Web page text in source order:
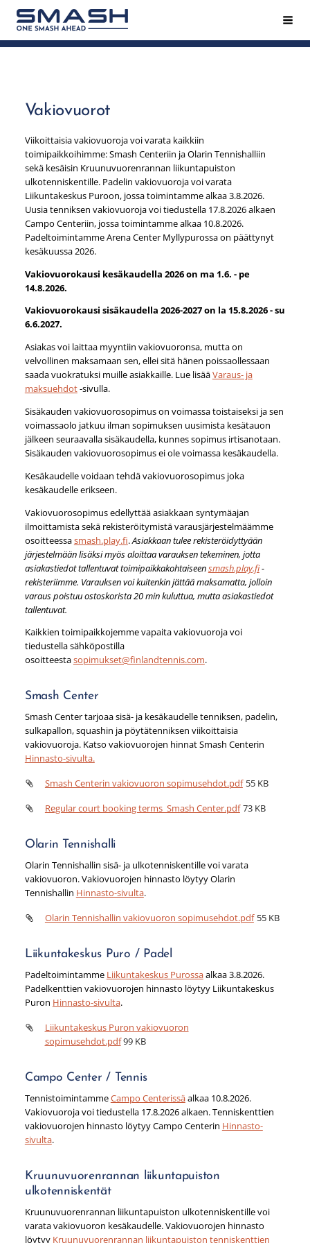
Siirry
sivun
sisältöön
Smash ry - Suomen suurin mailapeliseura
Vakiovuorot
Viikoittaisia vakiovuoroja voi varata kaikkiin
toimipaikkoihimme: Smash Centeriin ja Olarin Tennishalliin
sekä kesäisin Kruunuvuorenrannan liikuntapuiston
ulkotenniskentille. Padelin vakiovuoroja voi varata
Liikuntakeskus Puroon, jossa toimintamme alkaa 3.8.2026.
Uusia tenniksen vakiovuoroja voi tiedustella 17.8.2026 alkaen
Campo Centeriin, jossa toimintamme alkaa 10.8.2026.
Padeltoimintamme Arena Center Myllypurossa on päättynyt
kesäkuussa 2026.
Vakiovuorokausi kesäkaudella 2026 on ma 1.6. - pe
14.8.2026.
Vakiovuorokausi sisäkaudella 2026-2027 on la 15.8.2026 - su
6.6.2027.
Asiakas voi laittaa myyntiin vakiovuoronsa, mutta on
velvollinen maksamaan sen, ellei sitä hänen poissaollessaan
saada vuokratuksi muille asiakkaille. Lue lisääVaraus- ja
maksuehdot-sivulla.
Sisäkauden vakiovuorosopimus on voimassa toistaiseksi ja sen
voimassaolo jatkuu ilman sopimuksen uusimista kesätauon
jälkeen seuraavalla sisäkaudella, kunnes sopimus irtisanotaan.
Sisäkauden vakiovuorosopimus ei ole voimassa kesäkaudella.
Kesäkaudelle voidaan tehdä vakiovuorosopimus joka
kesäkaudelle erikseen.
Vakiovuorosopimus edellyttää asiakkaan syntymäajan
ilmoittamista sekä rekisteröitymistä varausjärjestelmäämme
osoitteessasmash.play.fi.Asiakkaan tulee rekisteröidyttyään
järjestelmään lisäksi myös aloittaa varauksen tekeminen, jotta
asiakastiedot tallentuvat toimipaikkakohtaiseensmash.play.fi-
rekisteriimme. Varauksen voi kuitenkin jättää maksamatta, jolloin
varaus poistuu ostoskorista 20 min kuluttua, mutta asiakastiedot
tallentuvat.
Kaikkien toimipaikkojemme vapaita vakiovuoroja voi
tiedustella sähköpostilla
osoitteestasopimukset@finlandtennis.com.
Smash Center
Smash Center tarjoaa sisä- ja kesäkaudelle tenniksen, padelin,
sulkapallon, squashin ja pöytätenniksen viikoittaisia
vakiovuoroja. Katso vakiovuorojen hinnat Smash Centerin
Hinnasto-sivulta.
Smash Centerin vakiovuoron sopimusehdot.pdf 55 KB
Regular court booking terms_Smash Center.pdf 73 KB
Olarin Tennishalli
Olarin Tennishallin sisä- ja ulkotenniskentille voi varata
vakiovuoron. Vakiovuorojen hinnasto löytyy Olarin
Tennishallin Hinnasto-sivulta.
Olarin Tennishallin vakiovuoron sopimusehdot.pdf 55 KB
Liikuntakeskus Puro / Padel
Padeltoimintamme Liikuntakeskus Purossaalkaa 3.8.2026.
Padelkenttien vakiovuorojen hinnasto löytyy Liikuntakeskus
Puron Hinnasto-sivulta.
Liikuntakeskus Puron vakiovuoron
sopimusehdot.pdf 99 KB
Campo Center / Tennis
TennistoimintammeCampo Centerissäalkaa 10.8.2026.
Vakiovuoroja voi tiedustella 17.8.2026 alkaen. Tenniskenttien
vakiovuorojen hinnasto löytyy Campo Centerin Hinnasto-
sivulta.
Kruunuvuorenrannan liikuntapuiston
ulkotenniskentät
Kruunuvuorenrannan liikuntapuiston ulkotenniskentille voi
varata vakiovuoron kesäkaudelle. Vakiovuorojen hinnasto
löytyy Kruunuvuorenrannan liikuntapuiston tenniskenttien